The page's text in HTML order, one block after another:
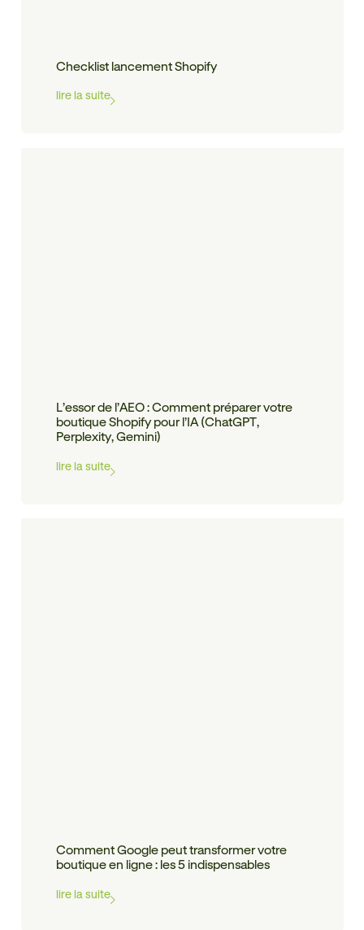
Checklist lancement Shopify
lire la suite
L’essor de l’AEO : Comment préparer votre
boutique Shopify pour l’IA (ChatGPT,
Perplexity, Gemini)
lire la suite
Comment Google peut transformer votre
boutique en ligne : les 5 indispensables
lire la suite